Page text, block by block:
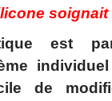
est
de